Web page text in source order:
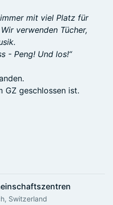
mit viel Platz für
verwenden Tücher,
- Peng! Und los!“
GZ geschlossen ist.
Switzerland